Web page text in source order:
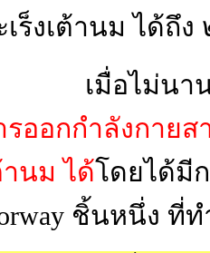
เร็งเต้านม ได้ถึ
มื่อไม่นานมา
รออกกำลังกายส
านม ได้โดยได้มี
ชิ้นหนึ่ง